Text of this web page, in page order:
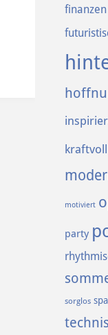
finanzen
kraftvoll
motiviert
party
sorglos